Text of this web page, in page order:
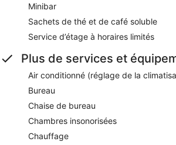
Minibar
Sachets de thé et de café soluble
Service d’étage à horaires limités
Plus de services et
Air conditionné (réglage de la
Bureau
Chaise de bureau
Chambres insonorisées
Chauffage